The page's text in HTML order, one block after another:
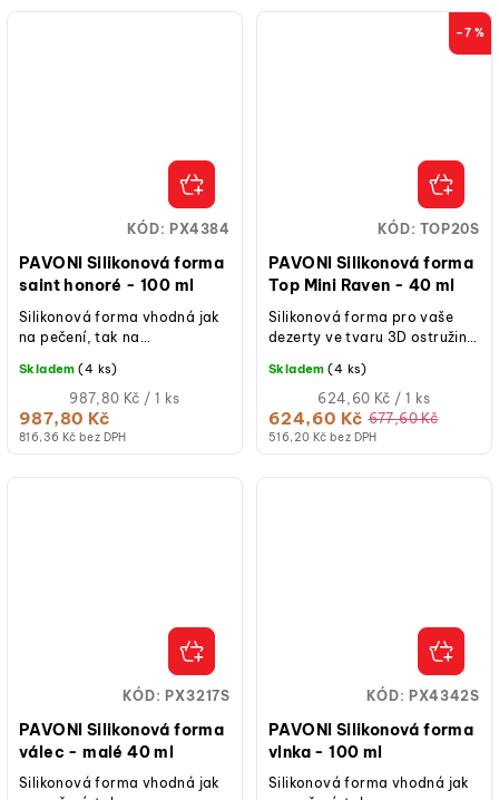
PAVONI Silikonová forma
saint honoré - 100 ml
816,36 Kč bez DPH
987,80 Kč
Měrná
cena:
987,80 Kč / 1 ks
Skladem (4 ks)
Silikonová forma vhodná jak
na pečení, tak na
KÓD: PX4384
–7 %
PAVONI Silikonová forma
Top Mini Raven - 40 ml
516,20 Kč bez DPH
624,60 Kč 677,60 Kč
Měrná
cena:
624,60 Kč / 1 ks
Skladem (4 ks)
Silikonová forma pro vaše
dezerty ve tvaru 3D ostružin
a vášni Stefana Laghi a...
KÓD:TOP20S
PAVONI Silikonová forma
válec - malé 40 ml
Silikonová forma vhodná jak
KÓD:PX3217S
PAVONI Silikonová forma
vlnka - 100 ml
Silikonová forma vhodná jak
KÓD:PX4342S